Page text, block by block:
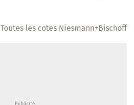
Toutes les cotes Niesmann+Bischoff